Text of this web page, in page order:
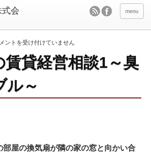
menu
ントを受け付けていません
賃貸経営相談1～臭
ル～
部屋の換気扇が隣の家の窓と向かい合